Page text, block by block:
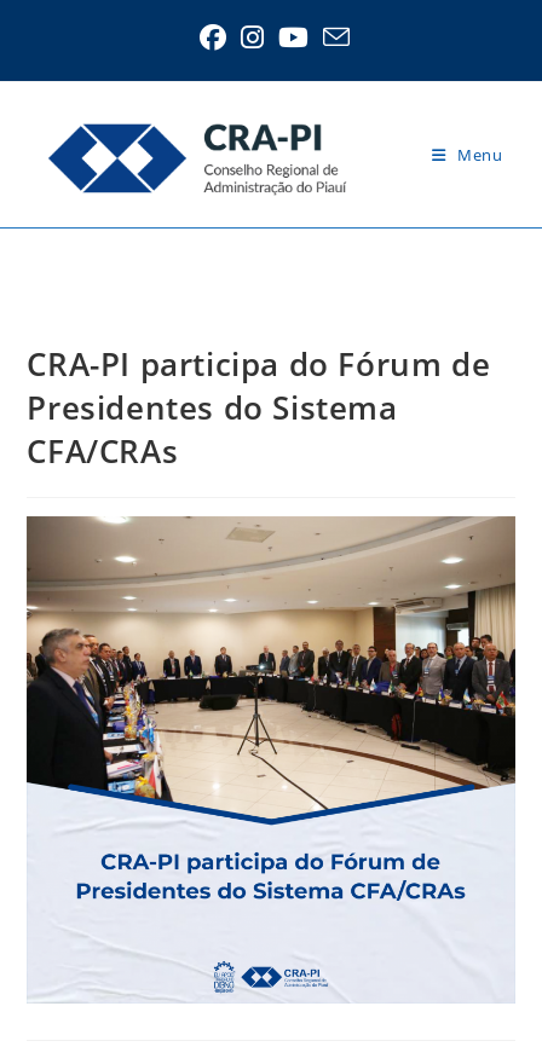
Menu
CRA-PI participa do Fórum de
Presidentes do Sistema
CFA/CRAs